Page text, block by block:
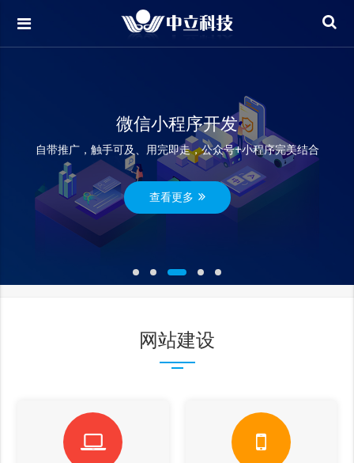
微信小程序开发
自带推广，触手可及、用完即走，公众号+小程序完美结合
查看更多
网站建设